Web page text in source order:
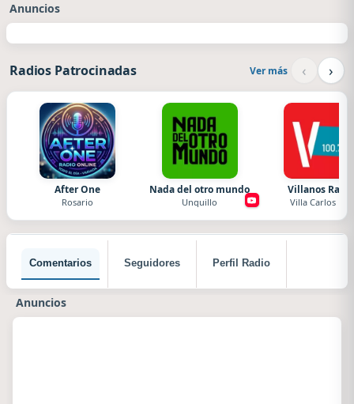
Anuncios
Radios Patrocinadas Ver más ‹ ›
After One
Rosario
Nada del otro mundo
Unquillo
Villanos
Villa Carlos Paz
Comentarios Seguidores Perfil Radio
Anuncios